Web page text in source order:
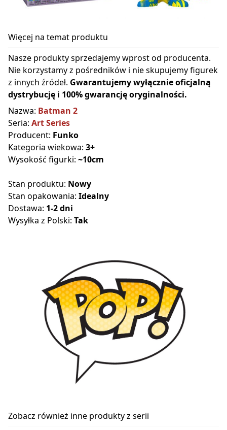
Więcej na temat produktu
Nasze produkty sprzedajemy wprost od producenta.
Nie korzystamy z pośredników i nie skupujemy figurek
z innych źródeł. Gwarantujemy wyłącznie oficjalną
dystrybucję i 100% gwarancję oryginalności.
Nazwa: Batman 2
Seria: Art Series
Producent: Funko
Kategoria wiekowa: 3+
Wysokość figurki: ~10cm
Stan produktu: Nowy
Stan opakowania: Idealny
Dostawa: 1-2 dni
Wysyłka z Polski: Tak
Zobacz również inne produkty z serii